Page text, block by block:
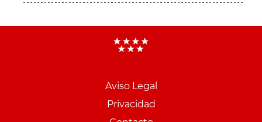
Aviso Legal
Privacidad